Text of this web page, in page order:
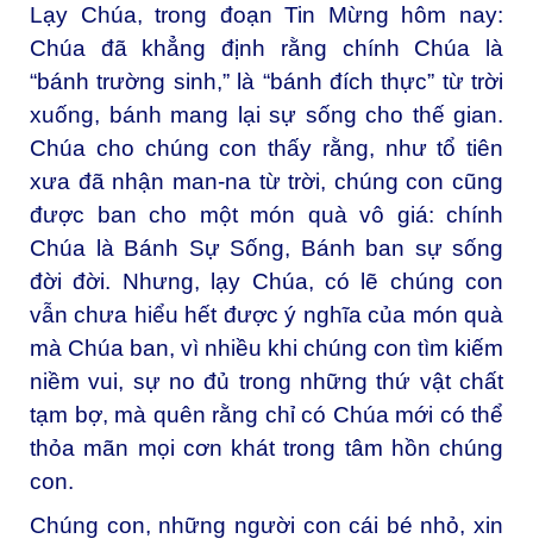
Lạy Chúa, trong đoạn Tin Mừng hôm nay:
Chúa đã khẳng định rằng chính Chúa là
“bánh trường sinh,” là “bánh đích thực” từ trời
xuống, bánh mang lại sự sống cho thế gian.
Chúa cho chúng con thấy rằng, như tổ tiên
xưa đã nhận man-na từ trời, chúng con cũng
được ban cho một món quà vô giá: chính
Chúa là Bánh Sự Sống, Bánh ban sự sống
đời đời. Nhưng, lạy Chúa, có lẽ chúng con
vẫn chưa hiểu hết được ý nghĩa của món quà
mà Chúa ban, vì nhiều khi chúng con tìm kiếm
niềm vui, sự no đủ trong những thứ vật chất
tạm bợ, mà quên rằng chỉ có Chúa mới có thể
thỏa mãn mọi cơn khát trong tâm hồn chúng
con.
Chúng con, những người con cái bé nhỏ, xin